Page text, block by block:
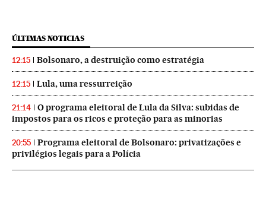
ÚLTIMAS NOTICIAS
12:15 Bolsonaro, a destruição como estratégia
12:15 Lula, uma ressurreição
21:14
O programa eleitoral de Lula da Silva: subidas de
impostos para os ricos e proteção para as minorias
20:55
Programa eleitoral de Bolsonaro: privatizações e
privilégios legais para a Polícia